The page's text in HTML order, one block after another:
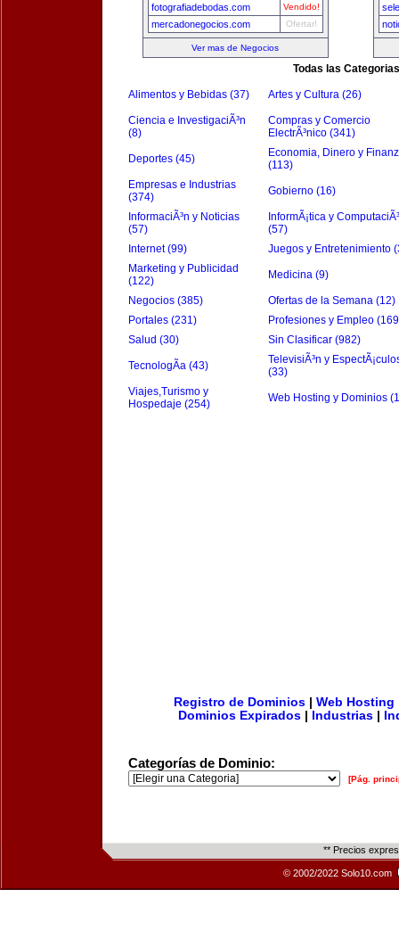
fotografiadebodas.com Vendido!
mercadonegocios.com Ofertar!
Ver mas de Negocios
Todas las Categorias
Alimentos y Bebidas (37) Artes y Cultura (26)
Ciencia e InvestigaciÃ³n
(8)
Compras y Comercio
ElectrÃ³nico (341)
Deportes (45)
Economia, Dinero y
(113)
Empresas e Industrias
(374)
Gobierno (16)
InformaciÃ³n y Noticias
(57)
InformÃ¡tica y
(57)
Internet (99)
Juegos y Entretenimiento
Marketing y Publicidad
(122)
Medicina (9)
Negocios (385)
Ofertas de la Semana (12)
Portales (231)
Profesiones y Empleo
Salud (30)
Sin Clasificar (982)
TecnologÃ­a (43)
TelevisiÃ³n y
(33)
Viajes,Turismo y
Hospedaje (254)
Web Hosting y Dominios
Registro de Dominios| Web Hosting
Dominios Expirados
Industrias
Categorías de Dominio:
[Pág.
** Precios
© 2002/2022 Solo10.com